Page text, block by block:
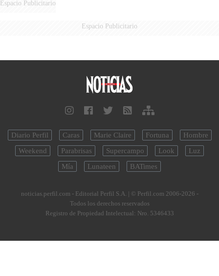
Espacio Publicitario
Espacio Publicitario
Diario Perfil Caras Marie Claire Fortuna
Hombre
Weekend
Parabrisas Supercampo Look
Luz
Mía
Lunateen BATimes
noticias.perfil.com - Editorial Perfil S.A. | © Perfil.com 2006-2026 -
Todos los derechos reservados
Registro de Propiedad Intelectual: Nro. 5346433